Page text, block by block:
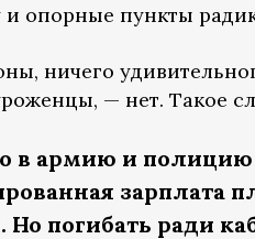
и опорные пункты
ничего
— нет. Такое
в армию и
Но погибать ради